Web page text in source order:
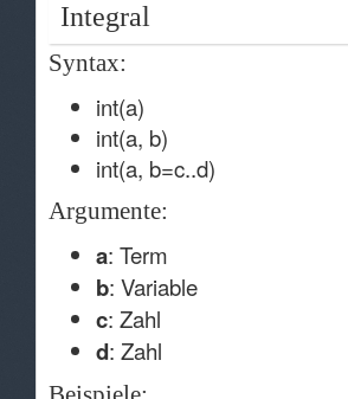
Integral
Syntax:
int(a)
int(a, b)
int(a, b=c..d)
Argumente:
a: Term
b: Variable
c: Zahl
d: Zahl